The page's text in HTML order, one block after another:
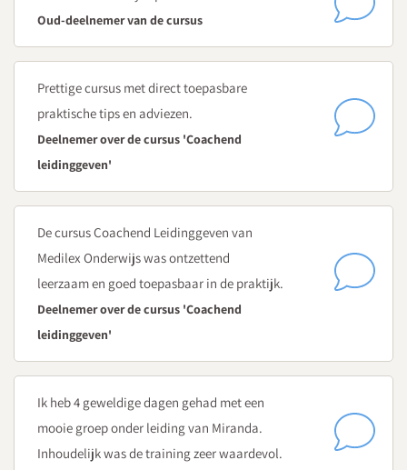
Teamdynamiek en teamcoaching - oog hebben voor de
veranderprocessen binnen jouw team
persoonlijke stijl, passend binnen de cultuur van jouw
Dag 4
Omgaan met conflicten en diversiteit in het team en jouw rol
Conflictvaardig worden - hoe herken je tijdig
sluimerende conflicten en voorkom je escalatie?
Hoe zorg je met de principes van Deep Democracy dat
beslissingen door het hele team gedragen worden?
Levensfasegericht coachen en leidinggeven - hoe pak je
Oud-deelnemer van de cursus
Prettige cursus met direct toepasbare
praktische tips en adviezen.
Deelnemer over de cursus 'Coachend
leidinggeven'
De cursus Coachend Leidinggeven van
Medilex Onderwijs was ontzettend
leerzaam en goed toepasbaar in de praktijk.
Deelnemer over de cursus 'Coachend
leidinggeven'
Ik heb 4 geweldige dagen gehad met een
mooie groep onder leiding van Miranda.
Inhoudelijk was de training zeer waardevol.